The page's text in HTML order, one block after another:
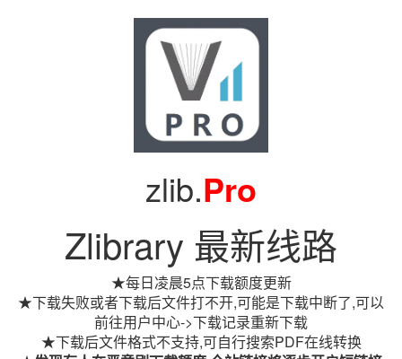
zlib.Pro
Zlibrary 最新线路
★每日凌晨5点下载额度更新
★下载失败或者下载后文件打不开,可能是下载中断了,可以
前往用户中心->下载记录重新下载
★下载后文件格式不支持,可自行搜索PDF在线转换